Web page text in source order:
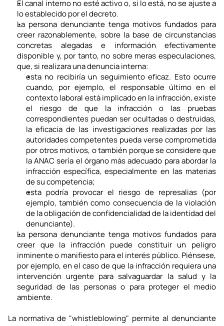
El canal interno no esté activo o, si lo está, no se ajuste a
lo establecido por el decreto.
La persona denunciante tenga motivos fundados para
creer razonablemente, sobre la base de circunstancias
concretas alegadas e información efectivamente
disponible y, por tanto, no sobre meras especulaciones,
que, si realizara una denuncia interna:
esta no recibiría un seguimiento eficaz. Esto ocurre
cuando, por ejemplo, el responsable último en el
contexto laboral está implicado en la infracción, existe
el riesgo de que la infracción o las pruebas
correspondientes puedan ser ocultadas o destruidas,
la eficacia de las investigaciones realizadas por las
autoridades competentes pueda verse comprometida
por otros motivos, o también porque se considere que
la ANAC sería el órgano más adecuado para abordar la
infracción específica, especialmente en las materias
de su competencia;
esta podría provocar el riesgo de represalias (por
ejemplo, también como consecuencia de la violación
de la obligación de confidencialidad de la identidad del
denunciante).
La persona denunciante tenga motivos fundados para
creer que la infracción puede constituir un peligro
inminente o manifiesto para el interés público. Piénsese,
por ejemplo, en el caso de que la infracción requiera una
intervención urgente para salvaguardar la salud y la
seguridad de las personas o para proteger el medio
ambiente.
La normativa de "whistleblowing" permite al denunciante